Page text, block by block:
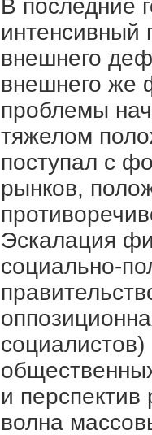
В последние
интенсивный
внешнего
внешнего же
проблемы
тяжелом
поступал с
рынков,
Эскалация
социально-
и
волна